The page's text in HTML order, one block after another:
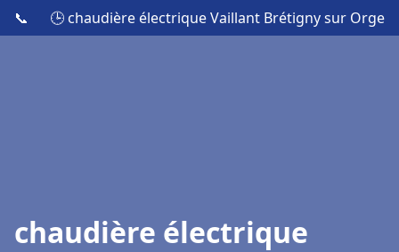
📞 🕒 chaudière électrique Vaillant Brétigny sur Orge
chaudière électrique